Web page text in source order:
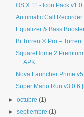
OS X 11 - Icon Pack
Automatic Call Recorder
Equalizer & Bass
BitTorrent® Pro –
SquareHome 2
APK
Nova Launcher Prime
Super Mario Run v3.0.6
►octubre (1)
►septiembre (1)